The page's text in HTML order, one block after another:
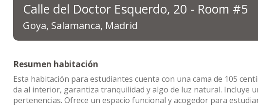
Calle del Doctor Esquerdo, 20 - Room #5
Goya, Salamanca, Madrid
Resumen habitación
Esta habitación para estudiantes cuenta con una cama de 105
da al interior, garantiza tranquilidad y algo de luz natural.
pertenencias. Ofrece un espacio funcional y acogedor para